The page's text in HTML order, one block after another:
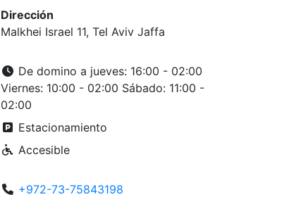
Dirección
Malkhei Israel 11, Tel Aviv Jaffa
De domino a jueves: 16:00 - 02:00
Viernes: 10:00 - 02:00 Sábado: 11:00 -
02:00
Estacionamiento
Accesible
+972-73-75843198